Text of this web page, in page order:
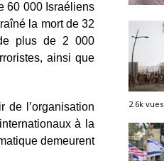
60 000 Israéliens
la mort de 32
plus de 2 000
ainsi que
de l’organisation
à la
demeurent
2.6k vues